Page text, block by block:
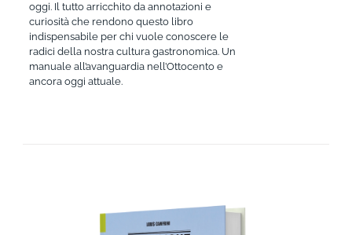
oggi. Il tutto arricchito da annotazioni e
curiosità che rendono questo libro
indispensabile per chi vuole conoscere le
radici della nostra cultura gastronomica. Un
manuale all’avanguardia nell’Ottocento e
ancora oggi attuale.